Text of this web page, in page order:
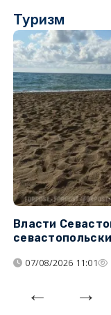
Туризм
Власти
07/08/2026 11:01